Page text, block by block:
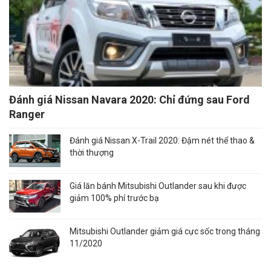
Đánh giá Nissan Navara 2020: Chỉ đứng sau Ford
Ranger
Đánh giá Nissan X-Trail 2020: Đậm nét thể thao &
thời thượng
Giá lăn bánh Mitsubishi Outlander sau khi được
giảm 100% phí trước bạ
Mitsubishi Outlander giảm giá cực sốc trong tháng
11/2020